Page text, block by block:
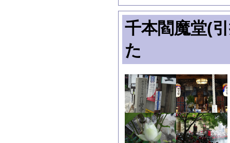
千本閻魔堂(
た